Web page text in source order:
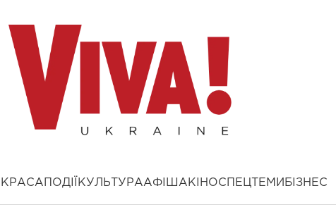
КРАСА ПОДІЇ КУЛЬТУРААФІША КІНОСПЕЦТЕМИ БІЗНЕС